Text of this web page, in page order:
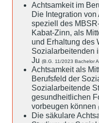
Achtsamkeit im
Die Integration
speziell des
Kabat-Zinn, als
und Erhaltung des
Sozialarbeitenden
Ju (B.G. 11/2023 Bachelor
Achtsamkeit als
Berufsfeld der
Sozialarbeitende
gesundheitlichen
vorbeugen können
Die säkulare